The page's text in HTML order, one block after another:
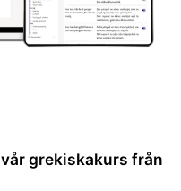
grekiskakurs från